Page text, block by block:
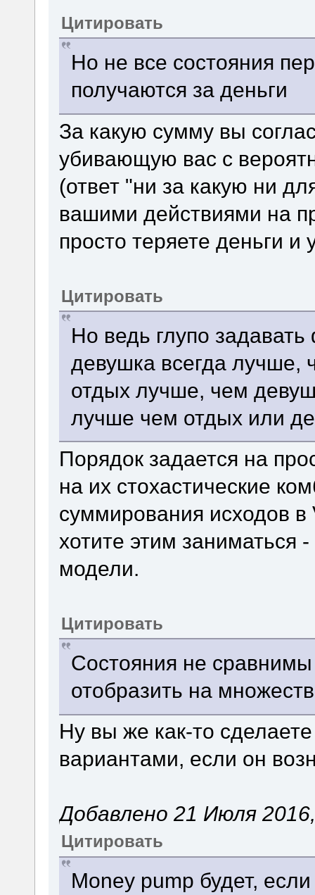
Цитировать
Но не все состояния
получаются за деньги
За какую сумму вы
убивающую вас с
(ответ "ни за какую ни
вашими действиями на
просто теряете деньги и
Цитировать
Но ведь глупо
девушка всегда лучше,
отдых лучше, чем
лучше чем отдых или
Порядок задается на
на их стохастические
суммирования исходов
хотите этим заниматься
модели.
Цитировать
Состояния не
отобразить на
Ну вы же как-то
вариантами, если он
Добавлено 21 Июля
Цитировать
Money pump будет,